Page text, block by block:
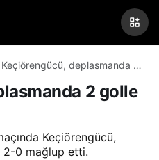
Keçiörengücü, deplasmanda 2
2 golle
Keçiörengücü,
2-0 mağlup etti.